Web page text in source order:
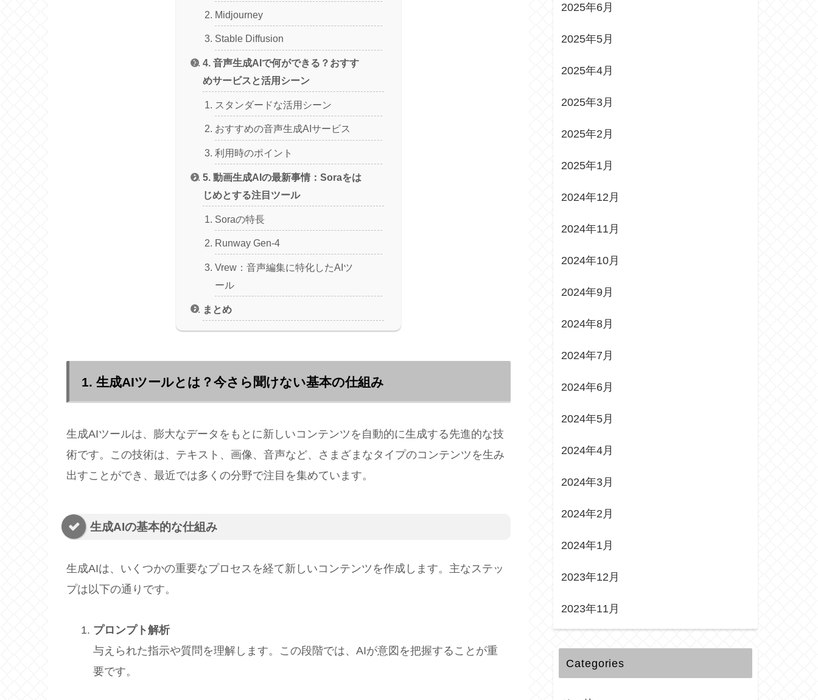
Midjourney
Stable Diffusion
4. 音声生成AIで何ができる？おすす
めサービスと活用シーン
スタンダードな活用シーン
おすすめの音声生成AIサービス
利用時のポイント
5. 動画生成AIの最新事情：Soraをは
じめとする注目ツール
Soraの特長
Runway Gen-4
Vrew：音声編集に特化したAIツ
ール
まとめ
1. 生成AIツールとは？今さら聞けない基本の仕組み
生成AIツールは、膨大なデータをもとに新しいコンテンツを自動的に生成する先進的な技
術です。この技術は、テキスト、画像、音声など、さまざまなタイプのコンテンツを生み
出すことができ、最近では多くの分野で注目を集めています。
生成AIの基本的な仕組み
生成AIは、いくつかの重要なプロセスを経て新しいコンテンツを作成します。主なステッ
プは以下の通りです。
プロンプト解析
与えられた指示や質問を理解します。この段階では、AIが意図を把握することが重
要です。
2025年6月
2025年5月
2025年4月
2025年3月
2025年2月
2025年1月
2024年12月
2024年11月
2024年10月
2024年9月
2024年8月
2024年7月
2024年6月
2024年5月
2024年4月
2024年3月
2024年2月
2024年1月
2023年12月
2023年11月
Categories